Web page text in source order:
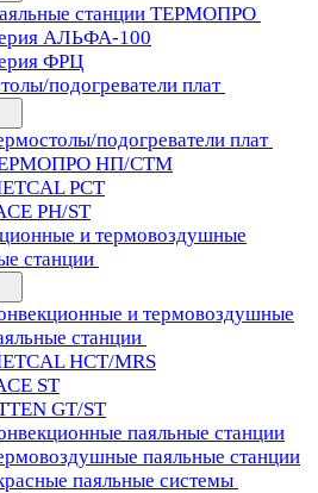
станции ТЕРМОПРО
АЛЬФА-100
ФРЦ
подогреватели плат
подогреватели плат
НП/СТМ
PCT
PH/ST
и термовоздушные
станции
и термовоздушные
станции
HCT/MRS
ST
GT/ST
паяльные станции
паяльные станции
паяльные системы